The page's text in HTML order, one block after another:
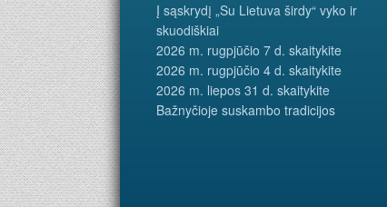
Į sąskrydį „Su Lietuva širdy“ vyko ir
skuodiškiai
2026 m. rugpjūčio 7 d. skaitykite
2026 m. rugpjūčio 4 d. skaitykite
2026 m. liepos 31 d. skaitykite
Bažnyčioje suskambo tradicijos